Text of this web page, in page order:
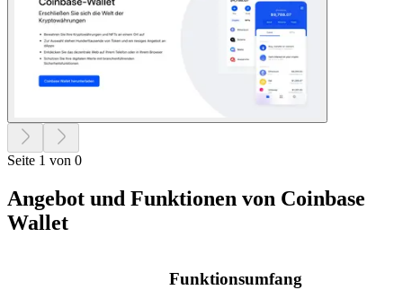
Seite 1 von 0
Angebot und Funktionen von Coinbase
Wallet
Funktionsumfang